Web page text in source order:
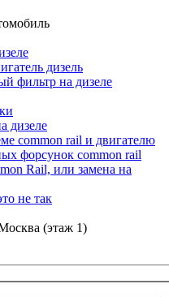
дизель
фильтр на дизеле
дизеле
common rail и двигателю
форсунок common rail
Rail, или замена на
не так
(этаж 1)